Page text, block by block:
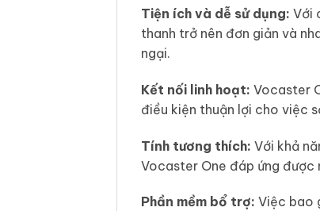
Tiện ích và dễ sử dụng: Với
thanh trở nên đơn giản và
ngại.
Kết nối linh hoạt: Vocaster
điều kiện thuận lợi cho việc
Tính tương thích: Với khả
Vocaster One đáp ứng được
Phần mềm bổ trợ: Việc bao